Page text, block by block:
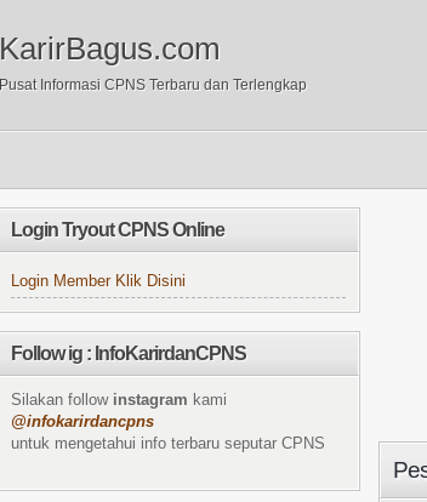
KarirBagus.com
Pusat Informasi CPNS Terbaru dan Terlengkap
Login Tryout CPNS Online
Login Member Klik Disini
Follow ig : InfoKarirdanCPNS
Silakan follow instagram kami
@infokarirdancpns
untuk mengetahui info terbaru seputar CPNS